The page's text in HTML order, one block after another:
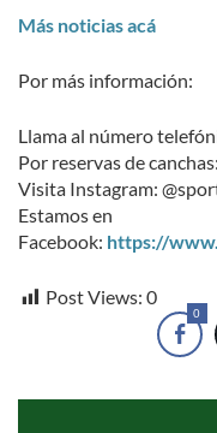
Más noticias acá
Por más información:
Llama al número
Por reservas de
Visita Instagram:
Estamos en
Facebook: https://
Post Views: 0
0